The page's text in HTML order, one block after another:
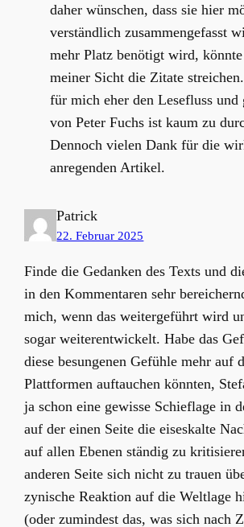
daher wünschen, dass sie hier
verständlich zusammengefasst
mehr Platz benötigt wird, könnte
meiner Sicht die Zitate
für mich eher den Lesefluss und
von Peter Fuchs ist kaum zu
Dennoch vielen Dank für die
anregenden Artikel.
Patrick
22. Februar 2025
Finde die Gedanken des Texts und
in den Kommentaren sehr
mich, wenn das weitergeführt wird
sogar weiterentwickelt. Habe das
diese besungenen Gefühle mehr auf
Plattformen auftauchen könnten,
ja schon eine gewisse Schieflage in
auf der einen Seite die eiseskalte
auf allen Ebenen ständig zu
anderen Seite sich nicht zu trauen
zynische Reaktion auf die Weltlage
(oder zumindest das, was sich nach